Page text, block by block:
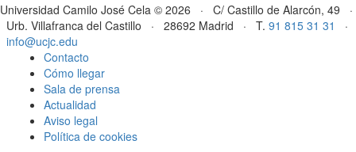
Universidad Camilo José Cela © 2026 · C/ Castillo de Alarcón, 49 ·
Urb. Villafranca del Castillo · 28692 Madrid · T. 91 815 31 31
·
info@ucjc.edu
Contacto
Cómo llegar
Sala de prensa
Actualidad
Aviso legal
Política de cookies